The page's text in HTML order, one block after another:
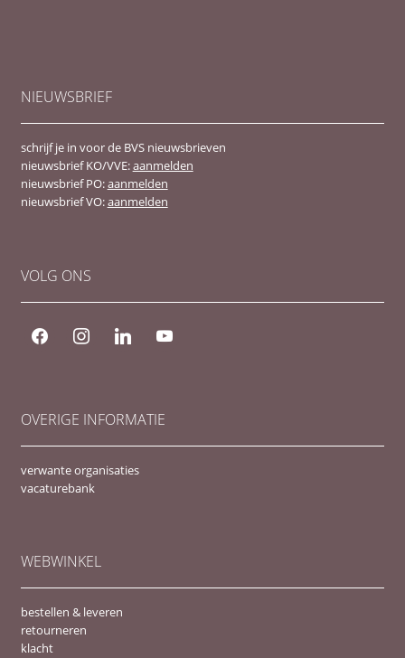
NIEUWSBRIEF
schrijf je in voor de BVS nieuwsbrieven
nieuwsbrief KO/VVE:aanmelden
nieuwsbrief PO:aanmelden
nieuwsbrief VO:aanmelden
VOLG ONS
facebook instagramlinkedin youtube
OVERIGE INFORMATIE
verwante organisaties
vacaturebank
WEBWINKEL
bestellen & leveren
retourneren
klacht